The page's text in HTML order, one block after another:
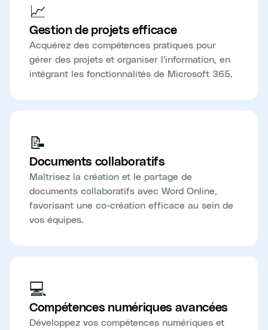
📈
Gestion de projets efficace
Acquérez des compétences pratiques pour
gérer des projets et organiser l'information, en
intégrant les fonctionnalités de Microsoft 365.
📝
Documents collaboratifs
Maîtrisez la création et le partage de
documents collaboratifs avec Word Online,
favorisant une co-création efficace au sein de
vos équipes.
💻
Compétences numériques avancées
Développez vos compétences numériques et